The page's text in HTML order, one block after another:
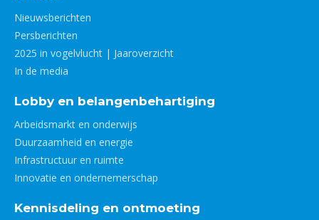
Nieuwsberichten
Persberichten
2025 in vogelvlucht | Jaaroverzicht
In de media
Lobby en belangenbehartiging
Arbeidsmarkt en onderwijs
Duurzaamheid en energie
Infrastructuur en ruimte
Innovatie en ondernemerschap
Kennisdeling en ontmoeting